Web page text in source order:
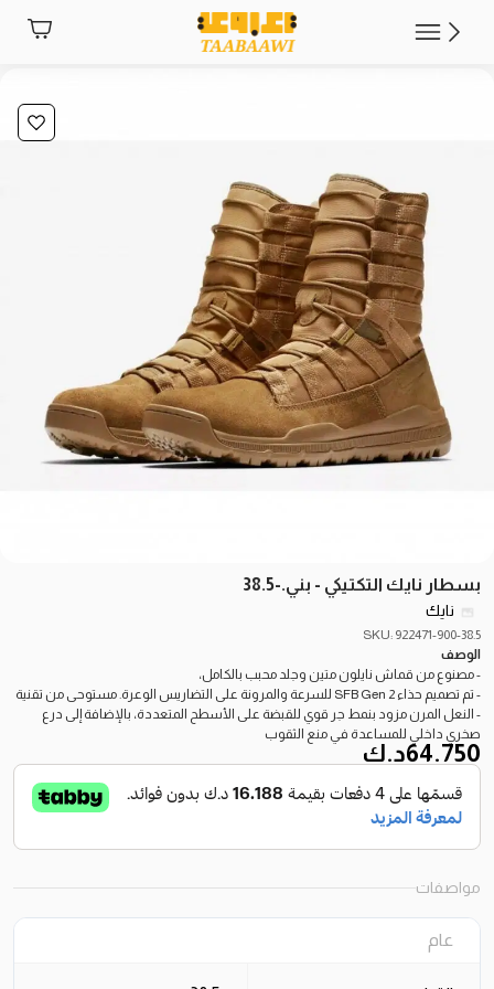
بسطار نايك التكتيكي - بني.-38.5
نايك
SKU: 922471-900-38.5
الوصف
- مصنوع من قماش نايلون متين وجلد محبب بالكامل،
- تم تصميم حذاء SFB Gen 2 للسرعة والمرونة على التضاريس الوعرة. مستوحى من تقنية
- النعل المرن مزود بنمط جر قوي للقبضة على الأسطح المتعددة، بالإضافة إلى درع
صخري داخلي للمساعدة في منع الثقوب
64.750د.ك
مواصفات
عام